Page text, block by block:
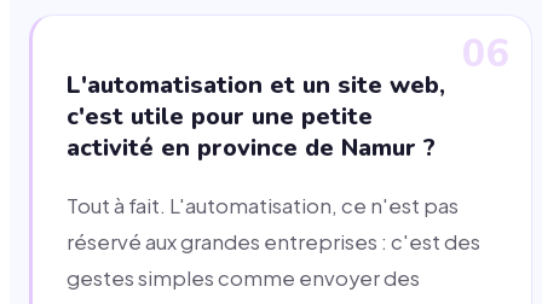
06
L'automatisation et un site web,
c'est utile pour une petite
activité en province de Namur ?
Tout à fait. L'automatisation, ce n'est pas
réservé aux grandes entreprises : c'est des
gestes simples comme envoyer des